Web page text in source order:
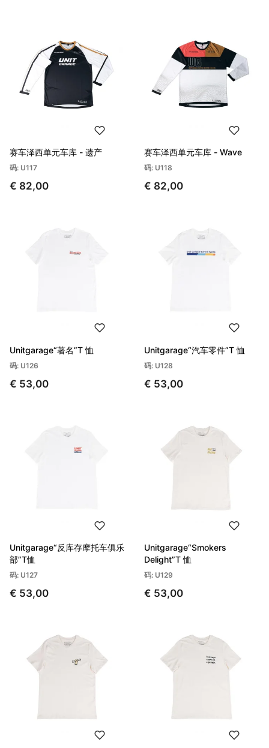
赛车泽西单元车库 - 遗产
码: U117
€ 82,00
赛车泽西单元车库 - Wave
码: U118
€ 82,00
Unitgarage“著名”T 恤
码: U126
€ 53,00
Unitgarage“汽车零件”T 恤
码: U128
€ 53,00
Unitgarage“反库存摩托车俱乐
部”T恤
码: U127
€ 53,00
Unitgarage“Smokers
Delight”T 恤
码: U129
€ 53,00